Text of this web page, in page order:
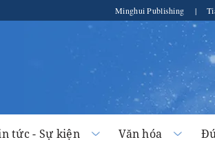
Minghui Publishing |
tức - Sự kiện Văn hóa